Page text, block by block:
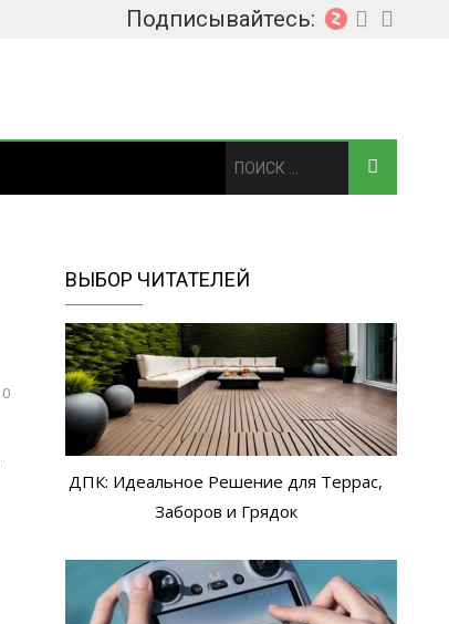
Подписывайтесь:
0
ВЫБОР ЧИТАТЕЛЕЙ
ДПК: Идеальное Решение для Террас,
Заборов и Грядок